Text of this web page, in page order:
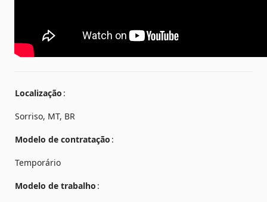
Localização
Sorriso, MT, BR
Modelo de contratação
Temporário
Modelo de trabalho